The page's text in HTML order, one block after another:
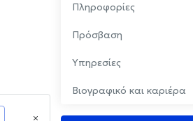
Πληροφορίες
Πρόσβαση
Υπηρεσίες
Βιογραφικό και καριέρα